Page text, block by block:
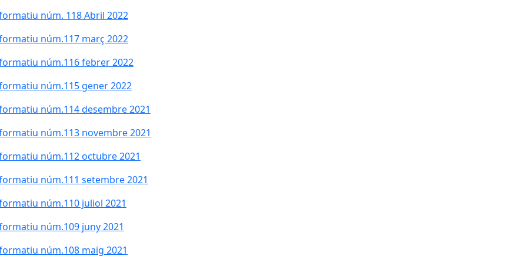
núm. 118 Abril 2022
núm.117 març 2022
núm.116 febrer 2022
núm.115 gener 2022
núm.114 desembre 2021
núm.113 novembre 2021
núm.112 octubre 2021
núm.111 setembre 2021
núm.110 juliol 2021
núm.109 juny 2021
núm.108 maig 2021